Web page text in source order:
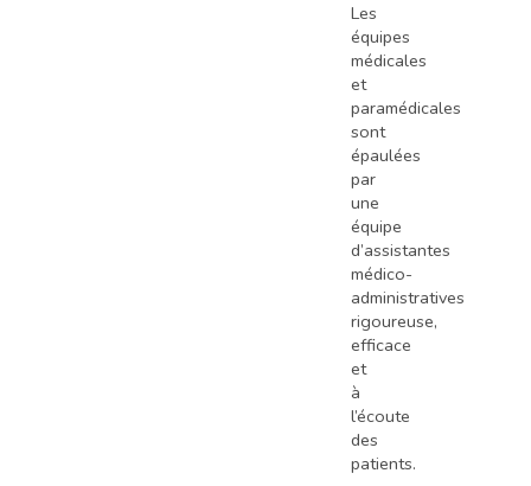
Les
équipes
médicales
et
paramédicales
sont
épaulées
par
une
équipe
d’assistantes
médico-
administratives
rigoureuse,
efficace
et
à
l’écoute
des
patients.